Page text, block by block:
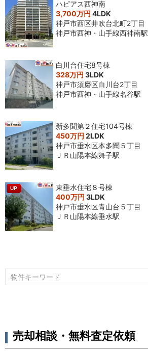
ハピアス西神南
3,700万円 4LDK
神戸市西区井吹台北町2丁目
神戸市西神・山手線西神南駅
白川台住宅8号棟
328万円 3LDK
神戸市須磨区白川台2丁目
神戸市西神・山手線名谷駅
新多聞第２住宅104号棟
450万円 2LDK
神戸市垂水区本多聞５丁目
ＪＲ山陽本線舞子駅
UP
東垂水住宅８号棟
400万円 3LDK
神戸市垂水区青山台５丁目
ＪＲ山陽本線垂水駅
売却相談・無料査定依頼